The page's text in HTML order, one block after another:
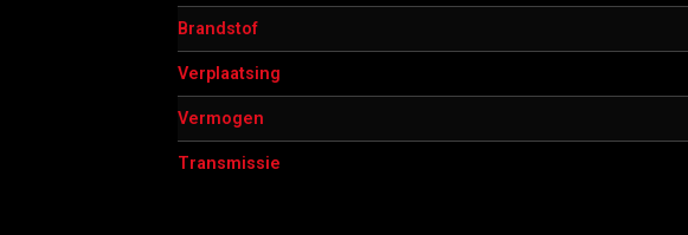
Brandstof
Verplaatsing
Vermogen
Transmissie